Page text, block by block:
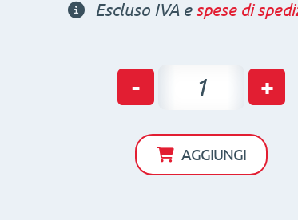
Escluso IVA e spese di
-
Magnete
ad
Anello
+
AGGIUNGI